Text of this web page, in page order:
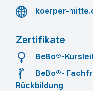
koerper-
Zertifikate
BeBo®-
BeBo®-
Rückbildung